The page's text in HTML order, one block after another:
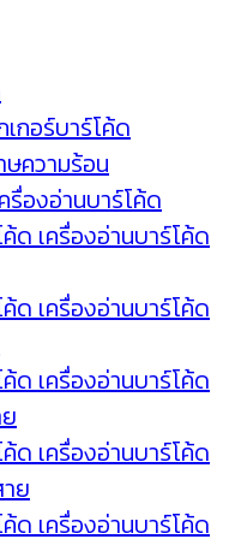
กอร์บาร์โค้ด
ษความร้อน
รื่องอ่านบาร์โค้ด
ด เครื่องอ่านบาร์โค้ด
ด เครื่องอ่านบาร์โค้ด
ด เครื่องอ่านบาร์โค้ด
ด เครื่องอ่านบาร์โค้ด
ย
ด เครื่องอ่านบาร์โค้ด